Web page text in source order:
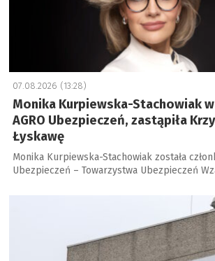
07.08.2026 (13:28)
Monika Kurpiewska-Stachowiak
AGRO Ubezpieczeń, zastąpiła
Łyskawę
Monika Kurpiewska-Stachowiak została
Ubezpieczeń – Towarzystwa Ubezpieczeń